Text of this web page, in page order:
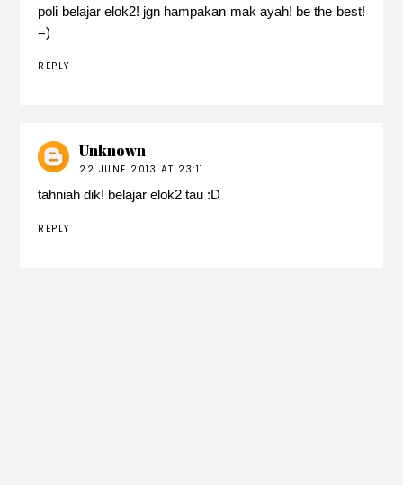
poli belajar elok2! jgn hampakan mak ayah! be the best!
=)
REPLY
Unknown
22 JUNE 2013 AT 23:11
tahniah dik! belajar elok2 tau :D
REPLY